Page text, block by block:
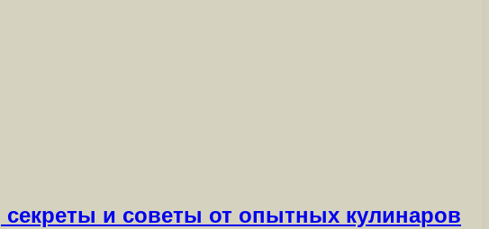
секреты и советы от опытных кулинаров